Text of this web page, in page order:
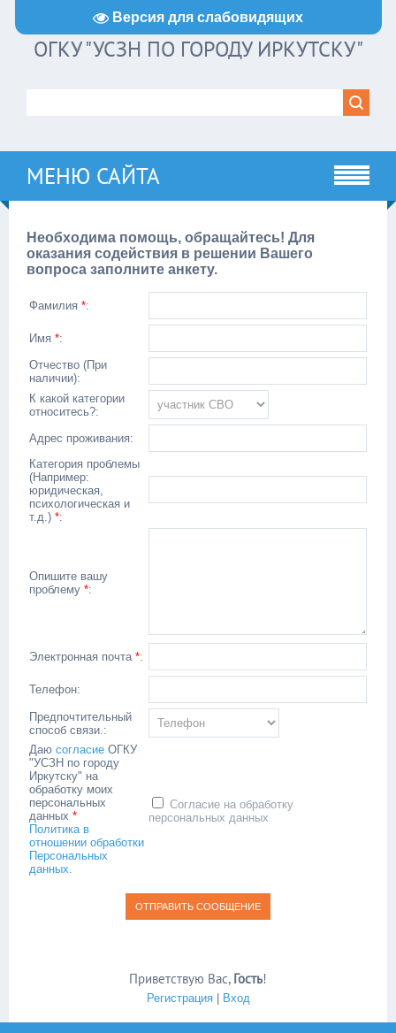
Версия для слабовидящих
ОГКУ "УСЗН ПО ГОРОДУ ИРКУТСКУ"
МЕНЮ САЙТА
Необходима помощь, обращайтесь! Для
оказания содействия в решении Вашего
вопроса заполните анкету.
Фамилия *:
Имя *:
Отчество (При
наличии):
К какой категории
относитесь?:
Адрес проживания:
Категория проблемы
(Например:
юридическая,
психологическая и
т.д.) *:
Опишите вашу
проблему *:
Электронная почта *:
Телефон:
Предпочтительный
способ связи.:
Даю согласие ОГКУ
"УСЗН по городу
Иркутску" на
обработку моих
персональных
данных *
Политика в
отношении обработки
Персональных
данных.
Согласие на обработку
персональных данных
Приветствую Вас, Гость!
Регистрация| Вход